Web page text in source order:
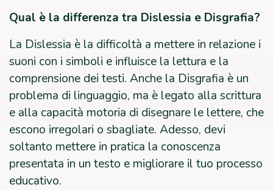
Qual è la differenza tra Dislessia e Disgrafia?
La Dislessia è la difficoltà a mettere in relazione i
suoni con i simboli e influisce la lettura e la
comprensione dei testi. Anche la Disgrafia è un
problema di linguaggio, ma è legato alla scrittura
e alla capacità motoria di disegnare le lettere, che
escono irregolari o sbagliate. Adesso, devi
soltanto mettere in pratica la conoscenza
presentata in un testo e migliorare il tuo processo
educativo.